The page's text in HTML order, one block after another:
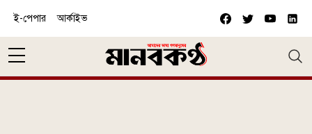
ই-পেপার আর্কাইভ